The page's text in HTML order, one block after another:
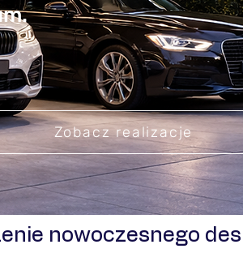
Zobacz realizacje
nowoczesnego